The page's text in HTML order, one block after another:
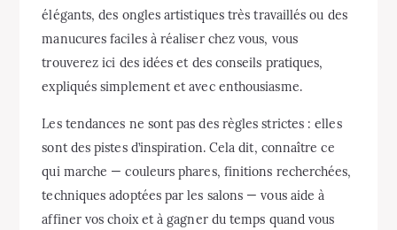
élégants, des ongles artistiques très travaillés ou des
manucures faciles à réaliser chez vous, vous
trouverez ici des idées et des conseils pratiques,
expliqués simplement et avec enthousiasme.
Les tendances ne sont pas des règles strictes : elles
sont des pistes d’inspiration. Cela dit, connaître ce
qui marche — couleurs phares, finitions recherchées,
techniques adoptées par les salons — vous aide à
affiner vos choix et à gagner du temps quand vous